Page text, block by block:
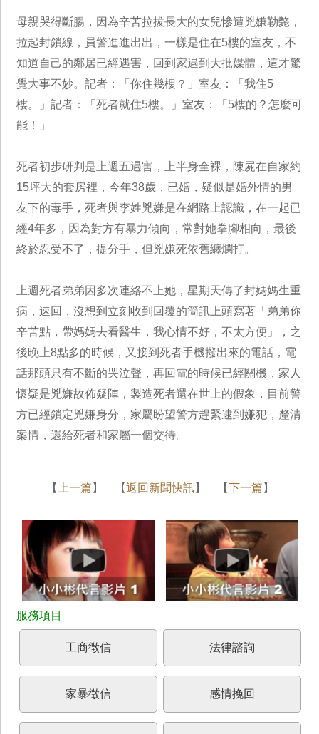
母親哭得斷腸，因為辛苦拉拔長大的女兒慘遭兇嫌勒斃，
拉起封鎖線，員警進進出出，一樣是住在5樓的室友，不
知道自己的鄰居已經遇害，回到家遇到大批媒體，這才驚
覺大事不妙。記者：「你住幾樓？」室友：「我住5
樓。」記者：「死者就住5樓。」室友：「5樓的？怎麼可
能！」
死者初步研判是上週五遇害，上半身全裸，陳屍在自家約
15坪大的套房裡，今年38歲，已婚，疑似是婚外情的男
友下的毒手，死者與李姓兇嫌是在網路上認識，在一起已
經4年多，因為對方有暴力傾向，常對她拳腳相向，最後
終於忍受不了，提分手，但兇嫌死依舊纏爛打。
上週死者弟弟因多次連絡不上她，星期天傳了封媽媽生重
病，速回，沒想到立刻收到回覆的簡訊上頭寫著「弟弟你
辛苦點，帶媽媽去看醫生，我心情不好，不太方便」，之
後晚上8點多的時候，又接到死者手機撥出來的電話，電
話那頭只有不斷的哭泣聲，再回電的時候已經關機，家人
懷疑是兇嫌故佈疑陣，製造死者還在世上的假象，目前警
方已經鎖定兇嫌身分，家屬盼望警方趕緊逮到嫌犯，釐清
案情，還給死者和家屬一個交待。
【 上一篇 】 【返回新聞快訊】 【下一篇 】
工商徵信 法律諮詢
家暴徵信 感情挽回